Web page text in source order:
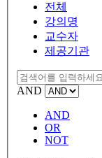
전체
강의명
교수자
제공기관
AND
AND
OR
NOT